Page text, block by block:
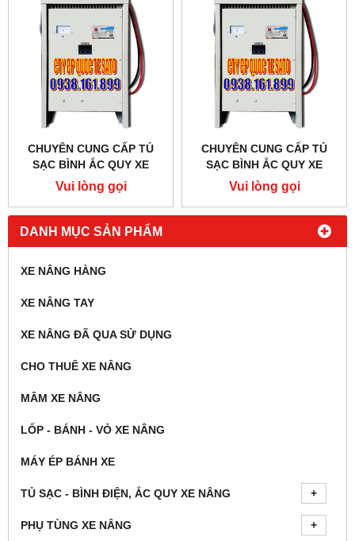
DANH MỤC SẢN PHẨM
XE NÂNG HÀNG
XE NÂNG TAY
XE NÂNG ĐÃ QUA SỬ DỤNG
CHO THUÊ XE NÂNG
MÂM XE NÂNG
LỐP - BÁNH - VỎ XE NÂNG
MÁY ÉP BÁNH XE
TỦ SẠC - BÌNH ĐIỆN, ẮC QUY XE NÂNG
PHỤ TÙNG XE NÂNG
CHUYÊN CUNG CẤP TỦ
SẠC BÌNH ẮC QUY XE
NÂNG - BỘ SẠC BÌNH ẮC
QUY XE NÂNG TẠI QUẬN 2
Vui lòng gọi
CHUYÊN CUNG CẤP TỦ
SẠC BÌNH ẮC QUY XE
NÂNG - BỘ SẠC BÌNH ẮC
QUY XE NÂNG TẠI QUẬN 1
Vui lòng gọi